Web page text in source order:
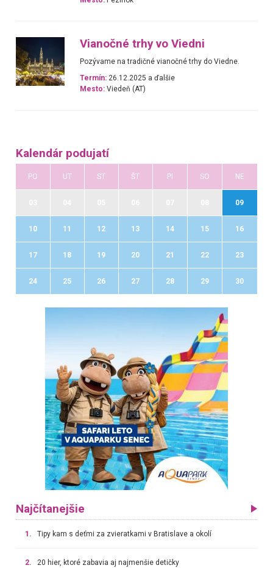
Vianočné trhy vo Viedni
Pozývame na tradičné vianočné trhy do Viedne.
Termín: 26.12.2025 a ďalšie
Mesto: Viedeň (AT)
Kalendár podujatí
PO UT ST ŠT PI SO NE
09
10 11 12 13 14 15 16
17 18 19 20 21 22 23
24 25 26 27 28 29 30
Najčítanejšie
1. Tipy kam s deťmi za zvieratkami v Bratislave a okolí
2. 20 hier, ktoré zabavia aj najmenšie detičky